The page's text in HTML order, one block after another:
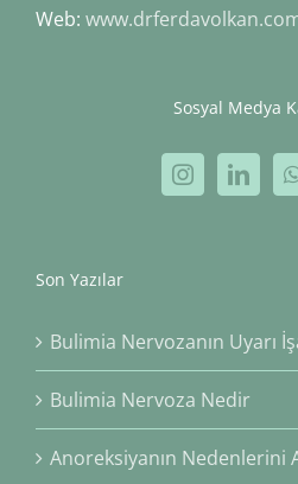
Web:
Sosyal Medya
Son Yazılar
Bulimia Nervozanın Uyarı
Bulimia Nervoza Nedir
Anoreksiyanın Nedenlerini